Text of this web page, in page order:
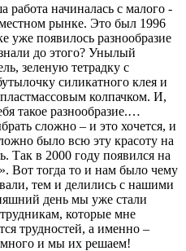
начиналась с малого -
рынке. Это был 1996
уже появилось разнообразие
до этого? Унылый
зеленую тетрадку с
силикатного клея и
колпачком. И,
такое разнообразие.…
сложно – и это хочется, и
было всю эту красоту на
Так в 2000 году появился на
Вот тогда то и нам было чему
тем и делились с нашими
день мы уже стали
которые мне
трудностей, а именно –
много и мы их решаем!